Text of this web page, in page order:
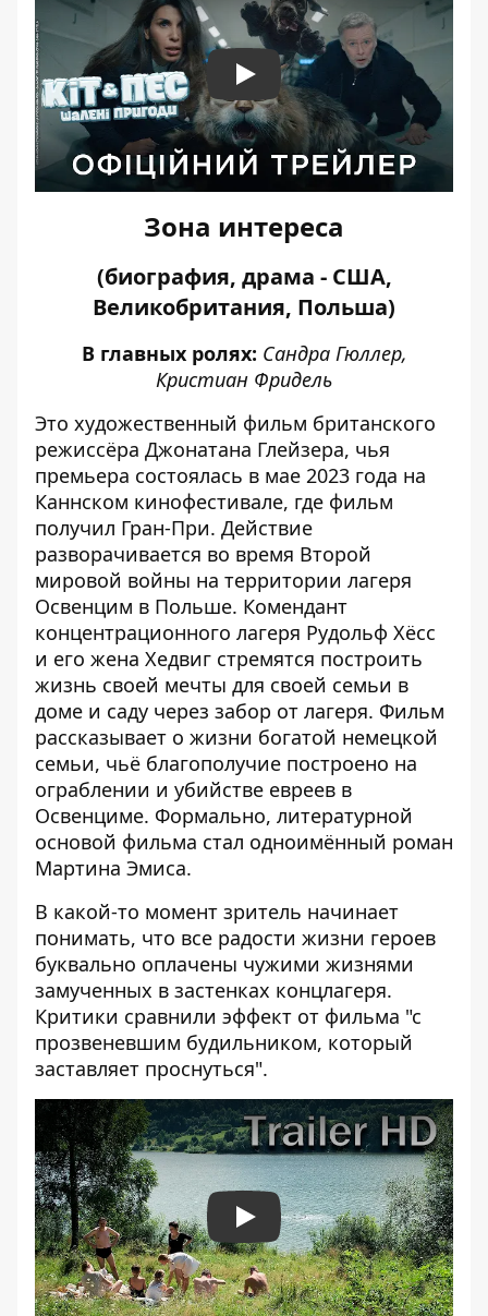
Play
Зона интереса
(биография, драма - США,
Великобритания, Польша)
В главных ролях: Сандра Гюллер,
Кристиан Фридель
Это художественный фильм британского
режиссёра Джонатана Глейзера, чья
премьера состоялась в мае 2023 года на
Каннском кинофестивале, где фильм
получил Гран-При. Действие
разворачивается во время Второй
мировой войны на территории лагеря
Освенцим в Польше. Комендант
концентрационного лагеря Рудольф Хёсс
и его жена Хедвиг стремятся построить
жизнь своей мечты для своей семьи в
доме и саду через забор от лагеря. Фильм
рассказывает о жизни богатой немецкой
семьи, чьё благополучие построено на
ограблении и убийстве евреев в
Освенциме. Формально, литературной
основой фильма стал одноимённый роман
Мартина Эмиса.
В какой-то момент зритель начинает
понимать, что все радости жизни героев
буквально оплачены чужими жизнями
замученных в застенках концлагеря.
Критики сравнили эффект от фильма "с
прозвеневшим будильником, который
заставляет проснуться".
Play